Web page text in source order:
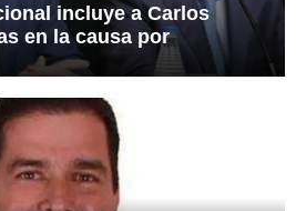
incluye a Carlos
en la causa por
en el rescate de
Reunidos